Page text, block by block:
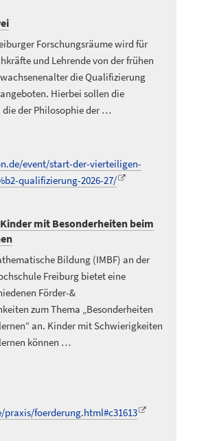
Forschungsräume wird für
und Lehrende von der frühen
die Qualifizierung
Hierbei sollen die
die der Philosophie der …
event/start-der-vierteiligen-
qualifizierung-2026-27/
mit Besonderheiten beim
Bildung (IMBF) an der
Freiburg bietet eine
Förder-&
zum Thema „Besonderheiten
an. Kinder mit Schwierigkeiten
können …
foerderung.html#c31613